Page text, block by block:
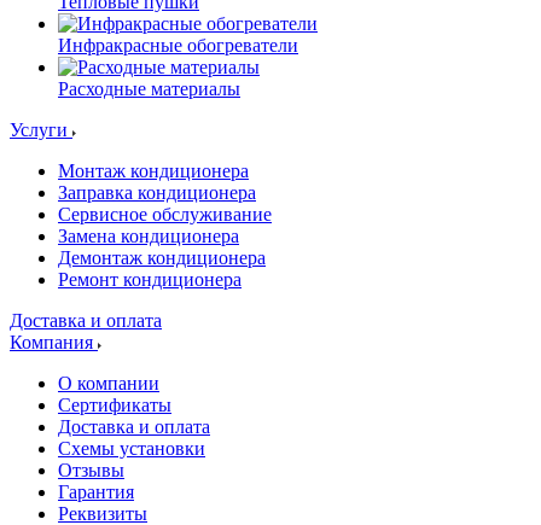
Инфракрасные обогреватели
Расходные материалы
Услуги
Монтаж кондиционера
Заправка кондиционера
Сервисное обслуживание
Замена кондиционера
Демонтаж кондиционера
Ремонт кондиционера
Доставка и оплата
Компания
О компании
Сертификаты
Доставка и оплата
Схемы установки
Отзывы
Гарантия
Реквизиты